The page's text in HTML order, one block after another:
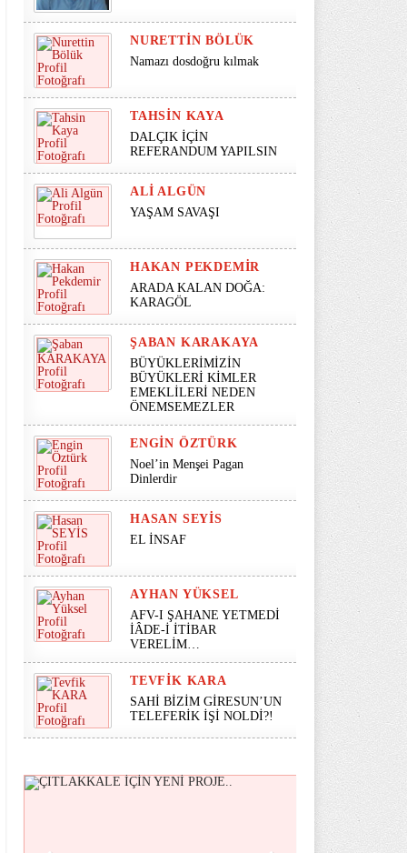
NURETTIN BÖLÜK
Namazı dosdoğru kılmak
TAHSIN KAYA
DALÇIK İÇİN
REFERANDUM YAPILSIN
ALI ALGÜN
YAŞAM SAVAŞI
HAKAN PEKDEMIR
ARADA KALAN DOĞA:
KARAGÖL
ŞABAN KARAKAYA
BÜYÜKLERİMİZİN
BÜYÜKLERİ KİMLER
EMEKLİLERİ NEDEN
ÖNEMSEMEZLER
ENGIN ÖZTÜRK
Noel’in Menşei Pagan
Dinlerdir
HASAN SEYİS
EL İNSAF
AYHAN YÜKSEL
AFV-I ŞAHANE YETMEDİ
İÂDE-İ İTİBAR
VERELİM…
TEVFIK KARA
SAHİ BİZİM GİRESUN’UN
TELEFERİK İŞİ NOLDİ?!